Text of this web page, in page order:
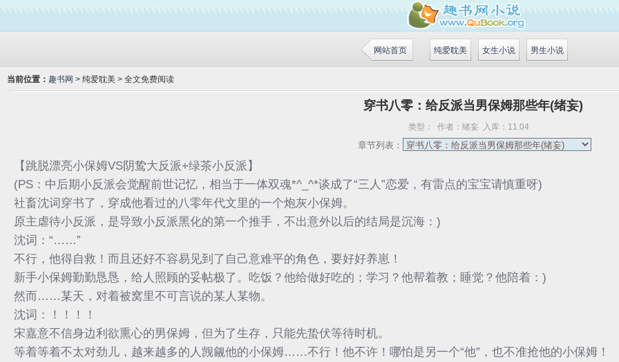
网站首页 男生小说
女生小说
纯爱耽美
当前位置： 趣书网 > 纯爱耽美 > 全文免费阅读
穿书八零：给反派当男保姆那些年(绪妄)
类型： 作者：绪妄 入库： 11.04
章节列表：
【跳脱漂亮小保姆VS阴鸷大反派+绿茶小反派】
(PS：中后期小反派会觉醒前世记忆，相当于一体双魂*^_^*谈成了“三人”恋爱，有雷点的宝宝请慎重呀)
社畜沈词穿书了，穿成他看过的八零年代文里的一个炮灰小保姆。
原主虐待小反派，是导致小反派黑化的第一个推手，不出意外以后的结局是沉海：)
沈词：“……”
不行，他得自救！而且还好不容易见到了自己意难平的角色，要好好养崽！
新手小保姆勤勤恳恳，给人照顾的妥帖极了。吃饭？他给做好吃的；学习？他帮着教；睡觉？他陪着：)
然而……某天，对着被窝里不可言说的某人某物。
沈词：！！！！
宋嘉意不信身边利欲熏心的男保姆，但为了生存，只能先蛰伏等待时机。
等着等着不太对劲儿，越来越多的人觊觎他的小保姆……不行！他不许！哪怕是另一个“他”，也不准抢他的小保姆！